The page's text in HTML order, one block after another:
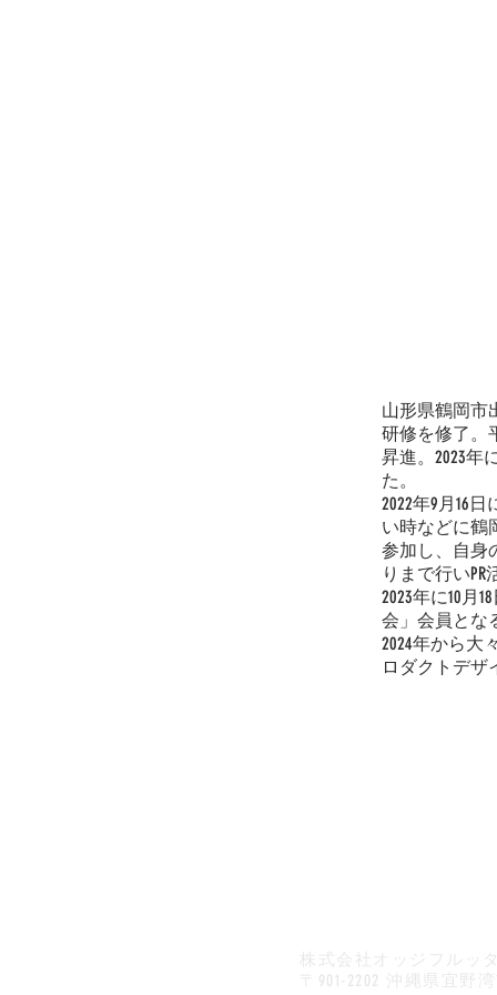
山形県鶴岡市
研修を修了。
昇進。2023年
た。
2022年9月16
い時などに鶴
参加し、自身
りまで行いPR
2023年に10月
会」会員とな
2024年から大
ロダクトデザ